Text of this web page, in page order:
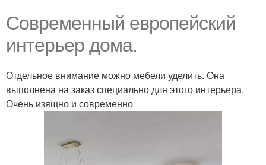
Современный европейский
интерьер дома.
Отдельное внимание можно мебели уделить. Она
выполнена на заказ специально для этого интерьера.
Очень изящно и современно